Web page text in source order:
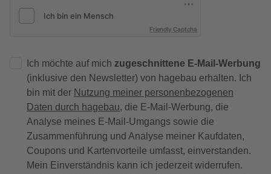
Friendly Captcha
Ich möchte auf mich zugeschnittene E-Mail-Werbung
(inklusive den Newsletter) von hagebau erhalten. Ich
bin mit der Nutzung meiner personenbezogenen
Daten durch hagebau, die E-Mail-Werbung, die
Analyse meines E-Mail-Umgangs sowie die
Zusammenführung und Analyse meiner Kaufdaten,
Coupons und Kartenvorteile umfasst, einverstanden.
Mein Einverständnis kann ich jederzeit widerrufen.